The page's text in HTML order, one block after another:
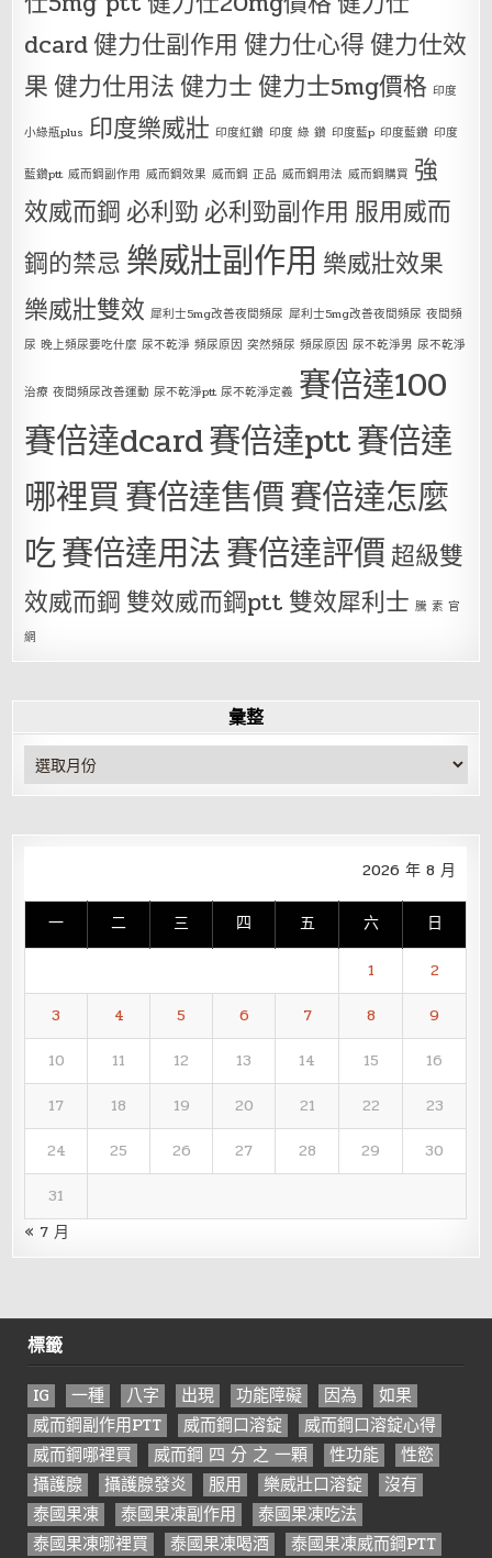
dcard健力仕副作用 健力仕心得健力仕效
果健力仕用法健力士健力士5mg價格 印度
小綠瓶plus 印度樂威壯 印度紅鑽 印度 綠 鑽 印度藍p 印度藍鑽 印度
藍鑽ptt 威而鋼副作用 威而鋼效果 威而鋼 正品 威而鋼用法 威而鋼購買 強
效威而鋼 必利勁 必利勁副作用 服用威而
鋼的禁忌 樂威壯副作用 樂威壯效果
樂威壯雙效 犀利士5mg改善夜間頻尿 犀利士5mg改善夜間頻尿 夜間頻
尿 晚上頻尿要吃什麼 尿不乾淨 頻尿原因 突然頻尿 頻尿原因 尿不乾淨男 尿不乾淨
治療 夜間頻尿改善運動 尿不乾淨ptt 尿不乾淨定義 賽倍達100
賽倍達dcard賽倍達ptt賽倍達
哪裡買賽倍達售價賽倍達怎麼
吃賽倍達用法賽倍達評價超級雙
效威而鋼 雙效威而鋼ptt 雙效犀利士 騰 素 官
網
彙整
彙
整
2026 年 8 月
一 二 三 四 五 六 日
1
2
3
4 5 6 7 8
9
10
11 12 13 14 15
16
17
18 19 20 21 22
23
24
25 26 27 28 29
30
31
« 7 月
標籤
IG 一種 八字 出現 功能障礙 因為
如果
威而鋼副作用PTT
威而鋼口溶錠
威而鋼口溶錠心得
威而鋼哪裡買
威而鋼 四 分 之 一顆 性功能
性慾
攝護腺
攝護腺發炎 服用 樂威壯口溶錠
沒有
泰國果凍
泰國果凍副作用
泰國果凍吃法
泰國果凍哪裡買
泰國果凍喝酒
泰國果凍威而鋼PTT